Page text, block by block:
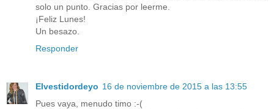
solo un punto. Gracias por leerme.
¡Feliz Lunes!
Un besazo.
Responder
Elvestidordeyo 16 de noviembre de 2015 a las 13:55
Pues vaya, menudo timo :-(